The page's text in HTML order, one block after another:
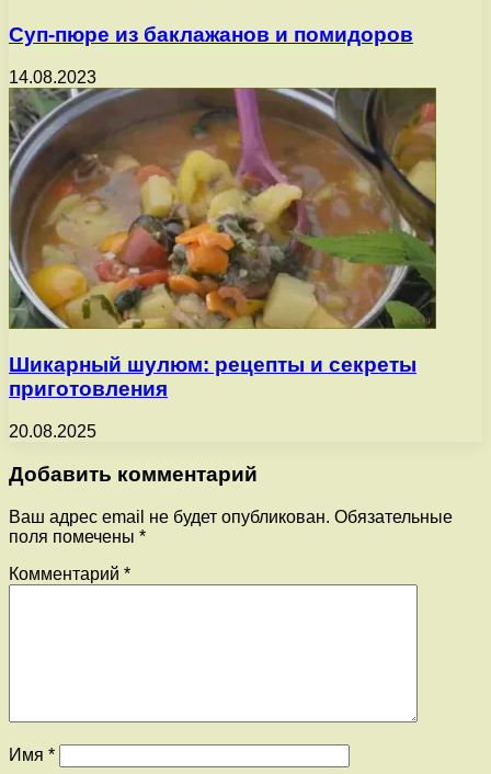
Суп-пюре из баклажанов и помидоров
14.08.2023
Шикарный шулюм: рецепты и секреты
приготовления
20.08.2025
Добавить комментарий
Ваш адрес email не будет опубликован. Обязательные
поля помечены *
Комментарий *
Имя *